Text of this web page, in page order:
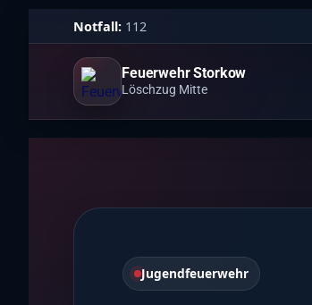
Notfall: 112
Feuerwehr Storkow
Löschzug Mitte
Jugendfeuerwehr